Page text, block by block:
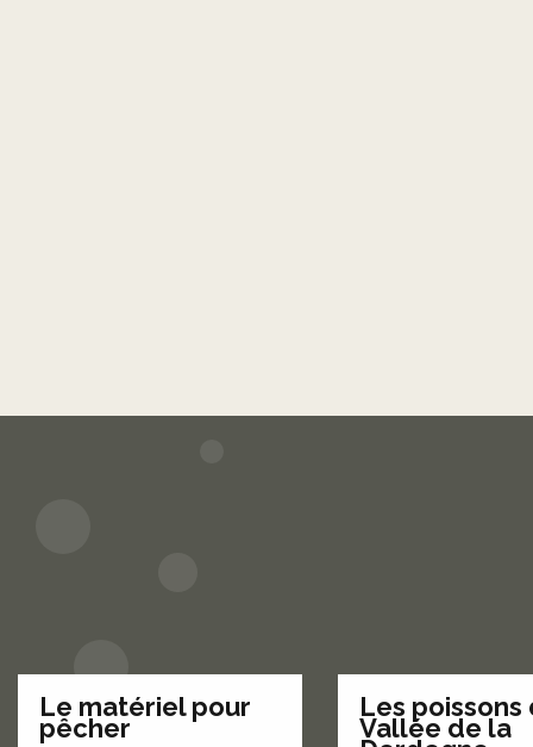
Le matériel pour
pêcher
Les poissons
Vallée de la